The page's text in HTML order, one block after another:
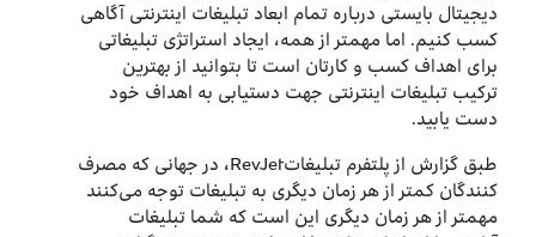
دیجیتال بایستی درباره تمام ابعاد تبلیغات اینترنتی آگاهی
کسب کنیم. اما مهمتر از همه، ایجاد استراتژی تبلیغاتی
برای اهداف کسب و کارتان است تا بتوانید از بهترین
ترکیب تبلیغات اینترنتی جهت دستیابی به اهداف خود
دست یابید.
طبق گزارش از پلتفرم تبلیغاتRevJet، در جهانی که مصرف
کنندگان کمتر از هر زمان دیگری به تبلیغات توجه می‌کنند
مهمتر از هر زمان دیگری این است که شما تبلیغات